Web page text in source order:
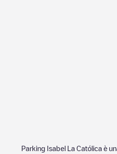
Parking Isabel La Católica è